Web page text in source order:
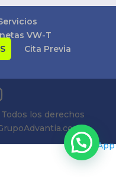
VW-T
Cita Previa
los derechos